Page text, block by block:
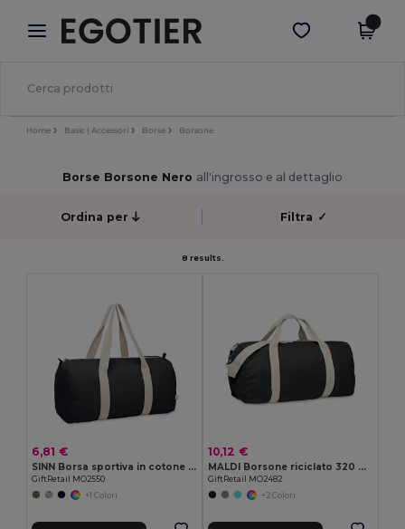
× App Egotier
Prezzi migliori sull'app!
Scarica app
Home Basic | Accessori Borse Borsone
Borse Borsone Nero all'ingrosso e al dettaglio
Ordina per Filtra ✓
8 results.
6,81 €
SINN Borsa sportiva in cotone riciclato
GiftRetail MO2550
+1 Colori
10,12 €
MALDI Borsone riciclato 320 gr/m²
GiftRetail MO2482
+2 Colori